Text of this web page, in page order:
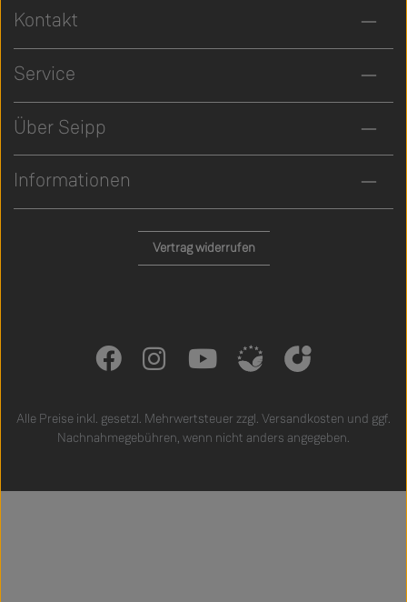
Kontakt
Service
Über Seipp
Informationen
Vertrag widerrufen
Alle Preise inkl. gesetzl. Mehrwertsteuer zzgl. Versandkosten und ggf.
Nachnahmegebühren, wenn nicht anders angegeben.